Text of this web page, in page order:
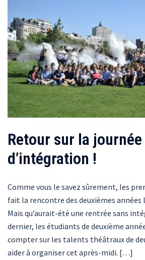
Retour sur la journée
d’intégration !
Comme vous le savez sûrement, les
fait la rencontre des deuxièmes années
Mais qu’aurait-été une rentrée sans
dernier, les étudiants de deuxième
compter sur les talents théâtraux de
aider à organiser cet après-midi. […]